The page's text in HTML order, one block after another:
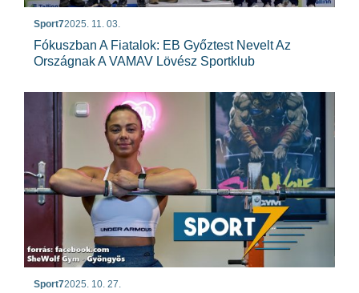
Sport72025. 11. 03.
Fókuszban A Fiatalok: EB Győztest Nevelt Az
Országnak A VAMAV Lövész Sportklub
Sport72025. 10. 27.